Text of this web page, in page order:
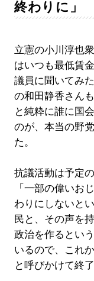
終わりに」
立憲の小川淳也
はいつも最低賃
議員に聞いてみ
の和田静香さん
と純粋に誰に国
のが、本当の野
た。
抗議活動は予定
「一部の偉いお
わりにしないと
民と、その声を
政治を作るとい
いるので、これ
と呼びかけて終